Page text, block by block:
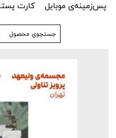
پس‌زمینه‌ی موبایل کارت
جستجو
برای:
دکمه جستجو